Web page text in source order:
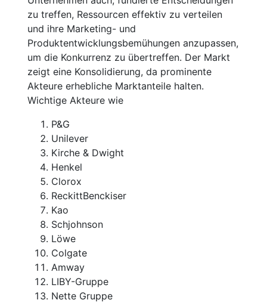
zu treffen, Ressourcen effektiv zu verteilen
und ihre Marketing- und
Produktentwicklungsbemühungen anzupassen,
um die Konkurrenz zu übertreffen. Der Markt
zeigt eine Konsolidierung, da prominente
Akteure erhebliche Marktanteile halten.
Wichtige Akteure wie
P&G
Unilever
Kirche & Dwight
Henkel
Clorox
ReckittBenckiser
Kao
Schjohnson
Löwe
Colgate
Amway
LIBY-Gruppe
Nette Gruppe